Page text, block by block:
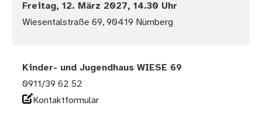
Freitag, 12. März 2027, 14.30 Uhr
Wiesentalstraße 69, 90419 Nürnberg
Kinder- und Jugendhaus WIESE 69
0911/39 62 52
Kontaktformular